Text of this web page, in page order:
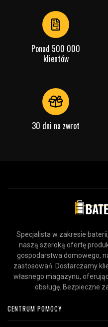
Ponad 500 000
klientów
30 dni na zwrot
Specjalista w zakresie
naszą szeroką ofertę
gospodarstwa domowego,
zastosowań. Dostarczamy
własnego magazynu,
obsługę. Bezpieczne
CENTRUM POMOCY